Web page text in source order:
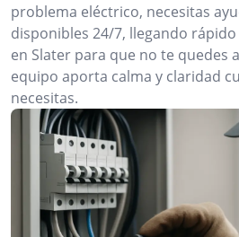
problema eléctrico, necesitas
disponibles 24/7, llegando
en Slater para que no te quedes
equipo aporta calma y claridad
necesitas.